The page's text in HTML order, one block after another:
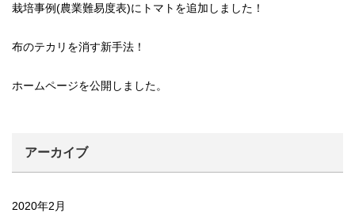
栽培事例(農業難易度表)にトマトを追加しました！
布のテカリを消す新手法！
ホームページを公開しました。
アーカイブ
2020年2月